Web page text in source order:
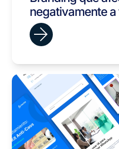
negativamente a
selección